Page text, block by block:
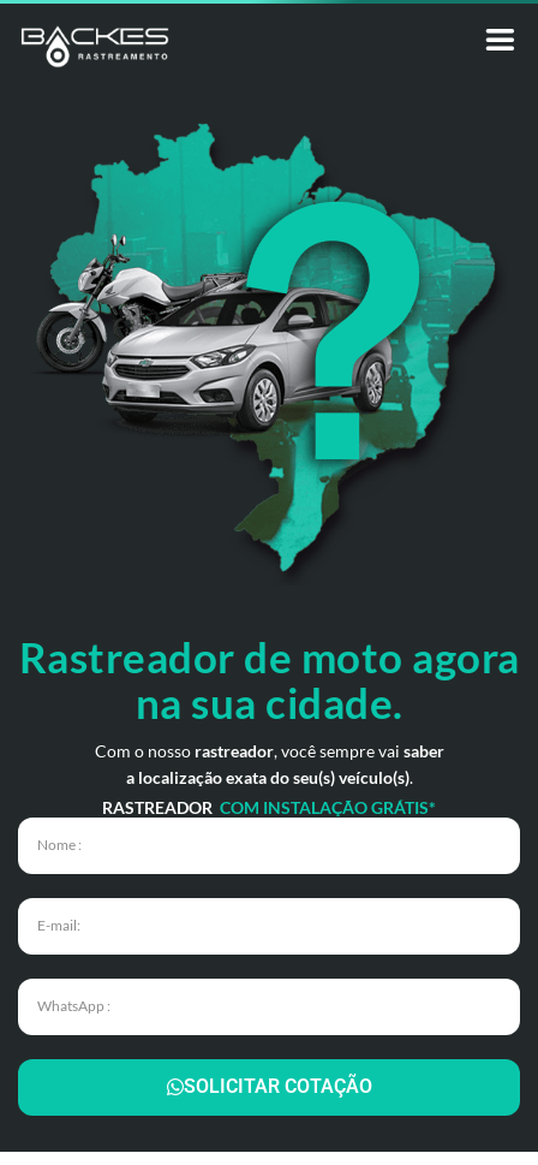
Rastreador de moto agora
na sua cidade.
Com o nosso rastreador, você sempre vai saber
a localização exata do seu(s) veículo(s).
RASTREADOR COM INSTALAÇÃO GRÁTIS*
SOLICITAR COTAÇÃO